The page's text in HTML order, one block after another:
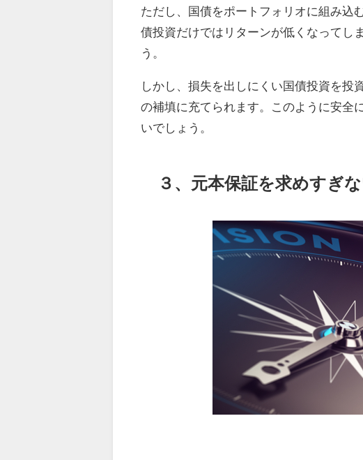
ただし、国債をポートフォリオに組み込
債投資だけではリターンが低くなってし
う。
しかし、損失を出しにくい国債投資を投
の補填に充てられます。このように安全
いでしょう。
３、元本保証を求めすぎ